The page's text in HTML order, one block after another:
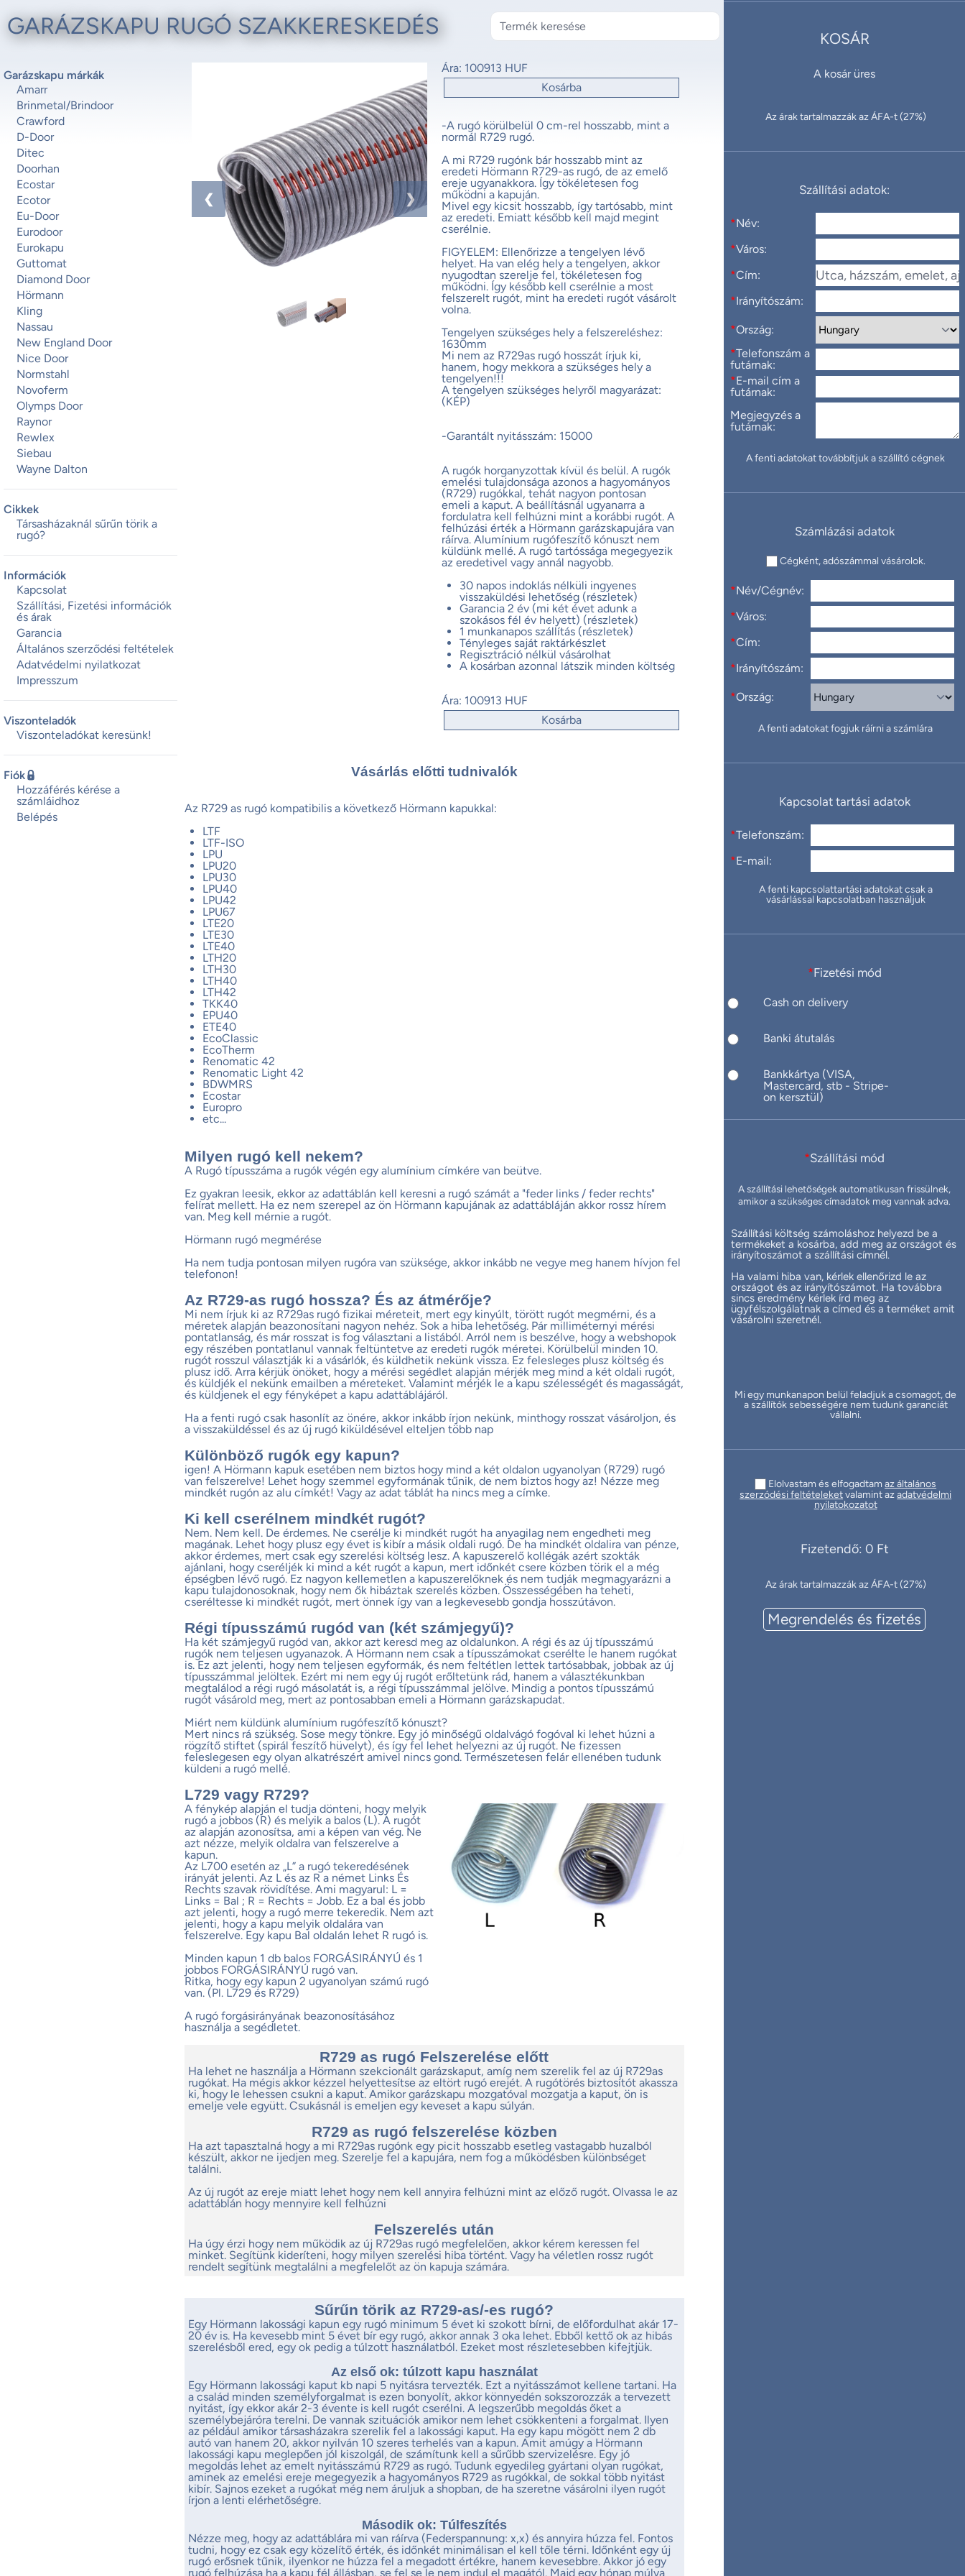
GARÁZSKAPU RUGÓ SZAKKERESKEDÉS
Garázskapu márkák
Amarr
Brinmetal/Brindoor
Crawford
D-Door
Ditec
Doorhan
Ecostar
Ecotor
Eu-Door
Eurodoor
Eurokapu
Guttomat
Diamond Door
Hörmann
Kling
Nassau
New England Door
Nice Door
Normstahl
Novoferm
Olymps Door
Raynor
Rewlex
Siebau
Wayne Dalton
Cikkek
Társasházaknál sűrűn törik a
rugó?
Információk
Kapcsolat
Szállítási, Fizetési információk
és árak
Garancia
Általános szerződési feltételek
Adatvédelmi nyilatkozat
Impresszum
Viszonteladók
Viszonteladókat keresünk!
Fiók
Hozzáférés kérése a
számláidhoz
Belépés
❮ ❯
Ára: 100913 HUF
Kosárba
-A rugó körülbelül 0 cm-rel hosszabb, mint a
normál R729 rugó.
A mi R729 rugónk bár hosszabb mint az
eredeti Hörmann R729-as rugó, de az emelő
ereje ugyanakkora. Így tökéletesen fog
működni a kapuján.
Mivel egy kicsit hosszabb, így tartósabb, mint
az eredeti. Emiatt később kell majd megint
cserélnie.
FIGYELEM: Ellenőrizze a tengelyen lévő
helyet. Ha van elég hely a tengelyen, akkor
nyugodtan szerelje fel, tökéletesen fog
működni. Így később kell cserélnie a most
felszerelt rugót, mint ha eredeti rugót vásárolt
volna.
Tengelyen szükséges hely a felszereléshez:
1630mm
Mi nem az R729as rugó hosszát írjuk ki,
hanem, hogy mekkora a szükséges hely a
tengelyen!!!
A tengelyen szükséges helyről magyarázat:
(KÉP)
-Garantált nyitásszám: 15000
A rugók horganyzottak kívül és belül. A rugók
emelési tulajdonsága azonos a hagyományos
(R729) rugókkal, tehát nagyon pontosan
emeli a kaput. A beállításnál ugyanarra a
fordulatra kell felhúzni mint a korábbi rugót. A
felhúzási érték a Hörmann garázskapujára van
ráírva. Alumínium rugófeszítő kónuszt nem
küldünk mellé. A rugó tartóssága megegyezik
az eredetivel vagy annál nagyobb.
30 napos indoklás nélküli ingyenes
visszaküldési lehetőség (részletek)
Garancia 2 év (mi két évet adunk a
szokásos fél év helyett) (részletek)
1 munkanapos szállítás (részletek)
Tényleges saját raktárkészlet
Regisztráció nélkül vásárolhat
A kosárban azonnal látszik minden költség
Ára: 100913 HUF
Kosárba
Vásárlás előtti tudnivalók
Az R729 as rugó kompatibilis a következő Hörmann kapukkal:
LTF
LTF-ISO
LPU
LPU20
LPU30
LPU40
LPU42
LPU67
LTE20
LTE30
LTE40
LTH20
LTH30
LTH40
LTH42
TKK40
EPU40
ETE40
EcoClassic
EcoTherm
Renomatic 42
Renomatic Light 42
BDWMRS
Ecostar
Europro
etc...
Milyen rugó kell nekem?
A Rugó típusszáma a rugók végén egy alumínium címkére van beütve.
Ez gyakran leesik, ekkor az adattáblán kell keresni a rugó számát a "feder links / feder rechts"
felírat mellett. Ha ez nem szerepel az ön Hörmann kapujának az adattábláján akkor rossz hírem
van. Meg kell mérnie a rugót.
Hörmann rugó megmérése
Ha nem tudja pontosan milyen rugóra van szüksége, akkor inkább ne vegye meg hanem hívjon fel
telefonon!
Az R729-as rugó hossza? És az átmérője?
Mi nem írjuk ki az R729as rugó fizikai méreteit, mert egy kinyúlt, törött rugót megmérni, és a
méretek alapján beazonosítani nagyon nehéz. Sok a hiba lehetőség. Pár milliméternyi mérési
pontatlanság, és már rosszat is fog választani a listából. Arról nem is beszélve, hogy a webshopok
egy részében pontatlanul vannak feltüntetve az eredeti rugók méretei. Körülbelül minden 10.
rugót rosszul választják ki a vásárlók, és küldhetik nekünk vissza. Ez felesleges plusz költség és
plusz idő. Arra kérjük önöket, hogy a mérési segédlet alapján mérjék meg mind a két oldali rugót,
és küldjék el nekünk emailben a méreteket. Valamint mérjék le a kapu szélességét és magasságát,
és küldjenek el egy fényképet a kapu adattáblájáról.
Ha a fenti rugó csak hasonlít az önére, akkor inkább írjon nekünk, minthogy rosszat vásároljon, és
a visszaküldéssel és az új rugó kiküldésével elteljen több nap
Különböző rugók egy kapun?
igen! A Hörmann kapuk esetében nem biztos hogy mind a két oldalon ugyanolyan (R729) rugó
van felszerelve! Lehet hogy szemmel egyformának tűnik, de nem biztos hogy az! Nézze meg
mindkét rugón az alu címkét! Vagy az adat táblát ha nincs meg a címke.
Ki kell cserélnem mindkét rugót?
Nem. Nem kell. De érdemes. Ne cserélje ki mindkét rugót ha anyagilag nem engedheti meg
magának. Lehet hogy plusz egy évet is kibír a másik oldali rugó. De ha mindkét oldalira van pénze,
akkor érdemes, mert csak egy szerelési költség lesz. A kapuszerelő kollégák azért szokták
ajánlani, hogy cseréljék ki mind a két rugót a kapun, mert időnkét csere közben törik el a még
épségben lévő rugó. Ez nagyon kellemetlen a kapuszerelőknek és nem tudják megmagyarázni a
kapu tulajdonosoknak, hogy nem ők hibáztak szerelés közben. Összességében ha teheti,
cseréltesse ki mindkét rugót, mert önnek így van a legkevesebb gondja hosszútávon.
Régi típusszámú rugód van (két számjegyű)?
Ha két számjegyű rugód van, akkor azt keresd meg az oldalunkon. A régi és az új típusszámú
rugók nem teljesen ugyanazok. A Hörmann nem csak a típusszámokat cserélte le hanem rugókat
is. Ez azt jelenti, hogy nem teljesen egyformák, és nem feltétlen lettek tartósabbak, jobbak az új
típusszámmal jelöltek. Ezért mi nem egy új rugót erőltetünk rád, hanem a választékunkban
megtalálod a régi rugó másolatát is, a régi típusszámmal jelölve. Mindig a pontos típusszámú
rugót vásárold meg, mert az pontosabban emeli a Hörmann garázskapudat.
Miért nem küldünk alumínium rugófeszítő kónuszt?
Mert nincs rá szükség. Sose megy tönkre. Egy jó minőségű oldalvágó fogóval ki lehet húzni a
rögzítő stiftet (spirál feszítő hüvelyt), és így fel lehet helyezni az új rugót. Ne fizessen
feleslegesen egy olyan alkatrészért amivel nincs gond. Természetesen felár ellenében tudunk
küldeni a rugó mellé.
L729 vagy R729?
A fénykép alapján el tudja dönteni, hogy melyik
rugó a jobbos (R) és melyik a balos (L). A rugót
az alapján azonosítsa, ami a képen van vég. Ne
azt nézze, melyik oldalra van felszerelve a
kapun.
Az L700 esetén az „L” a rugó tekeredésének
irányát jelenti. Az L és az R a német Links És
Rechts szavak rövidítése. Ami magyarul: L =
Links = Bal ; R = Rechts = Jobb. Ez a bal és jobb
azt jelenti, hogy a rugó merre tekeredik. Nem azt
jelenti, hogy a kapu melyik oldalára van
felszerelve. Egy kapu Bal oldalán lehet R rugó is.
Minden kapun 1 db balos FORGÁSIRÁNYÚ és 1
jobbos FORGÁSIRÁNYÚ rugó van.
Ritka, hogy egy kapun 2 ugyanolyan számú rugó
van. (Pl. L729 és R729)
A rugó forgásirányának beazonosításához
használja a segédletet.
R729 as rugó Felszerelése előtt
Ha lehet ne használja a Hörmann szekcionált garázskaput, amíg nem szerelik fel az új R729as
rugókat. Ha mégis akkor kézzel helyettesítse az eltört rugó erejét. A rugótörés biztosítót akassza
ki, hogy le lehessen csukni a kaput. Amikor garázskapu mozgatóval mozgatja a kaput, ön is
emelje vele együtt. Csukásnál is emeljen egy keveset a kapu súlyán.
R729 as rugó felszerelése közben
Ha azt tapasztalná hogy a mi R729as rugónk egy picit hosszabb esetleg vastagabb huzalból
készült, akkor ne ijedjen meg. Szerelje fel a kapujára, nem fog a működésben különbséget
találni.
Az új rugót az ereje miatt lehet hogy nem kell annyira felhúzni mint az előző rugót. Olvassa le az
adattáblán hogy mennyire kell felhúzni
Felszerelés után
Ha úgy érzi hogy nem működik az új R729as rugó megfelelően, akkor kérem keressen fel
minket. Segítünk kideríteni, hogy milyen szerelési hiba történt. Vagy ha véletlen rossz rugót
rendelt segítünk megtalálni a megfelelőt az ön kapuja számára.
Sűrűn törik az R729-as/-es rugó?
Egy Hörmann lakossági kapun egy rugó minimum 5 évet ki szokott bírni, de előfordulhat akár 17-
20 év is. Ha kevesebb mint 5 évet bír egy rugó, akkor annak 3 oka lehet. Ebből kettő ok az hibás
szerelésből ered, egy ok pedig a túlzott használatból. Ezeket most részletesebben kifejtjük.
Az első ok: túlzott kapu használat
Egy Hörmann lakossági kaput kb napi 5 nyitásra tervezték. Ezt a nyitásszámot kellene tartani. Ha
a család minden személyforgalmat is ezen bonyolít, akkor könnyedén sokszorozzák a tervezett
nyitást, így ekkor akár 2-3 évente is kell rugót cserélni. A legszerűbb megoldás őket a
személybejáróra terelni. De vannak szituációk amikor nem lehet csökkenteni a forgalmat. Ilyen
az például amikor társasházakra szerelik fel a lakossági kaput. Ha egy kapu mögött nem 2 db
autó van hanem 20, akkor nyilván 10 szeres terhelés van a kapun. Amit amúgy a Hörmann
lakossági kapu meglepően jól kiszolgál, de számítunk kell a sűrűbb szervizelésre. Egy jó
megoldás lehet az emelt nyitásszámú R729 as rugó. Tudunk egyedileg gyártani olyan rugókat,
aminek az emelési ereje megegyezik a hagyományos R729 as rugókkal, de sokkal több nyitást
kibír. Sajnos ezeket a rugókat még nem áruljuk a shopban, de ha szeretne vásárolni ilyen rugót
írjon a lenti elérhetőségre.
Második ok: Túlfeszítés
Nézze meg, hogy az adattáblára mi van ráírva (Federspannung: x,x) és annyira húzza fel. Fontos
tudni, hogy ez csak egy közelítő érték, és időnkét minimálisan el kell tőle térni. Időnként egy új
rugó erősnek tűnik, ilyenkor ne húzza fel a megadott értékre, hanem kevesebbre. Akkor jó egy
rugó felhúzása ha a kapu fél állásban, se fel se le nem indul el magától. Majd egy hónap múlva
KOSÁR
A kosár üres
Az árak tartalmazzák az ÁFA-t (27%)
Szállítási adatok:
*Név:
*Város:
*Cím:
*Irányítószám:
*Ország:
*Telefonszám a
futárnak:
*E-mail cím a
futárnak:
Megjegyzés a
futárnak:
A fenti adatokat továbbítjuk a szállító cégnek
Számlázási adatok
Cégként, adószámmal vásárolok.
*Név/Cégnév:
*Város:
*Cím:
*Irányítószám:
*Ország:
A fenti adatokat fogjuk ráírni a számlára
Kapcsolat tartási adatok
*Telefonszám:
*E-mail:
A fenti kapcsolattartási adatokat csak a
vásárlással kapcsolatban használjuk
*Fizetési mód
Cash on delivery
Banki átutalás
Bankkártya (VISA,
Mastercard, stb - Stripe-
on kersztül)
*Szállítási mód
A szállítási lehetőségek automatikusan frissülnek,
amikor a szükséges címadatok meg vannak adva.
Szállítási költség számoláshoz helyezd be a
termékeket a kosárba, add meg az országot és
irányítoszámot a szállítási címnél.
Ha valami hiba van, kérlek ellenőrizd le az
országot és az irányítószámot. Ha továbbra
sincs eredmény kérlek írd meg az
ügyfélszolgálatnak a címed és a terméket amit
vásárolni szeretnél.
Mi egy munkanapon belül feladjuk a csomagot, de
a szállítók sebességére nem tudunk garanciát
vállalni.
Elolvastam és elfogadtamaz általános
szerzódési feltételeketvalamint azadatvédelmi
nyilatokozatot
Fizetendő: 0 Ft
Az árak tartalmazzák az ÁFA-t (27%)
Megrendelés és fizetés